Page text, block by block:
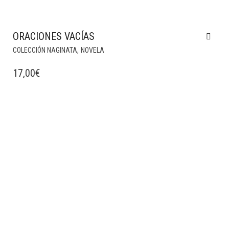
ORACIONES VACÍAS
COLECCIÓN NAGINATA, NOVELA
17,00€